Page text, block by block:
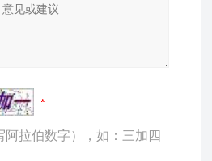
拉伯数字），如：三加四